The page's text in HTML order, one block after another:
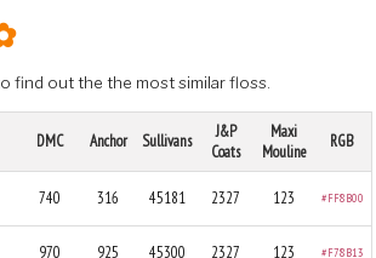
find out the the most similar floss.
DMC Anchor Sullivans
J&P
Coats
Maxi
Mouline
RGB
740 316 45181 2327 123 #FF8B00
970 925 45300 2327 123 #F78B13